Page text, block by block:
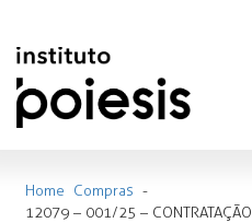
Home Compras -
12079 – 001/25 – CONTRATAÇÃO